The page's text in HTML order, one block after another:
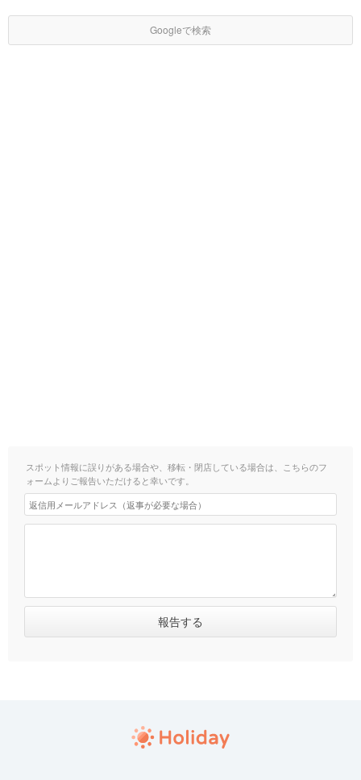
Googleで検索
スポット情報に誤りがある場合や、移転・閉店している場合は、こちらのフ
ォームよりご報告いただけると幸いです。